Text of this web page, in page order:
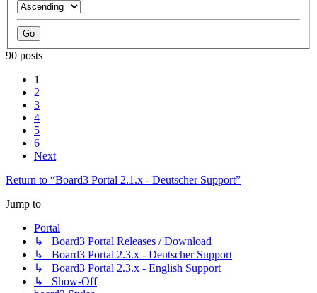
90 posts
1
2
3
4
5
6
Next
Return to “Board3 Portal 2.1.x - Deutscher Support”
Jump to
Portal
↳ Board3 Portal Releases / Download
↳ Board3 Portal 2.3.x - Deutscher Support
↳ Board3 Portal 2.3.x - English Support
↳ Show-Off